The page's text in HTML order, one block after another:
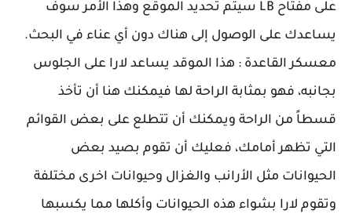
على مفتاح LB سيتم تحديد الموقع وهذا الأمر سوف
يساعدك على الوصول إلى هناك دون أي عناء في البحث.
معسكر القاعدة : هذا الموقد يساعد لارا على الجلوس
بجانبه، فهو بمثابة الراحة لها فيمكنك هنا أن تأخذ
قسطاً من الراحة ويمكنك أن تتطلع على بعض القوائم
التي تظهر أمامك، فعليك أن تقوم بصيد بعض
الحيوانات مثل الأرانب والغزال وحيوانات اخرى مختلفة
وتقوم لارا بشواء هذه الحيوانات وأكلها مما يكسبها